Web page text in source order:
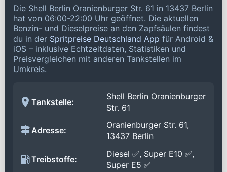
Die Shell Berlin Oranienburger Str. 61 in 13437 Berlin
hat von 06:00-22:00 Uhr geöffnet. Die aktuellen
Benzin- und Dieselpreise an den Zapfsäulen findest
du in der Spritpreise Deutschland App für Android &
iOS – inklusive Echtzeitdaten, Statistiken und
Preisvergleichen mit anderen Tankstellen im
Umkreis.
Tankstelle:
Shell Berlin Oranienburger
Str. 61
Adresse:
Oranienburger Str. 61,
13437 Berlin
Treibstoffe:
Diesel ✅, Super E10 ✅,
Super E5 ✅